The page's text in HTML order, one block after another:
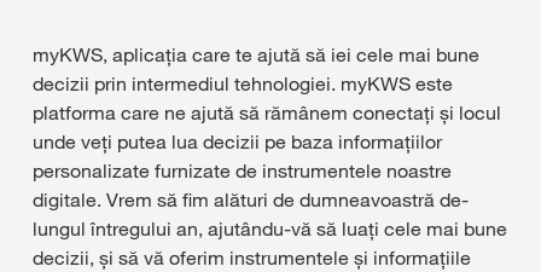
myKWS, aplicaţia care te ajută să iei cele mai bune
decizii prin intermediul tehnologiei. myKWS este
platforma care ne ajută să rămânem conectaţi şi locul
unde veți putea lua decizii pe baza informațiilor
personalizate furnizate de instrumentele noastre
digitale. Vrem să fim alături de dumneavoastră de-
lungul întregului an, ajutându-vă să luați cele mai bune
decizii, și să vă oferim instrumentele și informațiile